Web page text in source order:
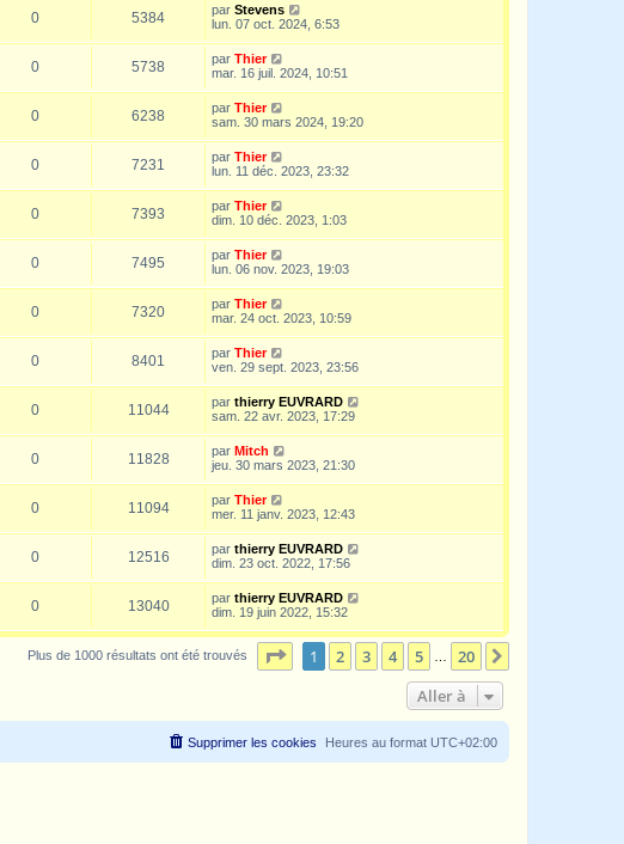
0 5384 par Stevens
lun. 07 oct. 2024, 6:53
0 5738 par Thier
mar. 16 juil. 2024, 10:51
0 6238 par Thier
sam. 30 mars 2024, 19:20
0 7231 par Thier
lun. 11 déc. 2023, 23:32
0 7393 par Thier
dim. 10 déc. 2023, 1:03
0 7495 par Thier
lun. 06 nov. 2023, 19:03
0 7320 par Thier
mar. 24 oct. 2023, 10:59
0 8401 par Thier
ven. 29 sept. 2023, 23:56
0 11044 par thierry EUVRARD
sam. 22 avr. 2023, 17:29
0 11828 par Mitch
jeu. 30 mars 2023, 21:30
0 11094 par Thier
mer. 11 janv. 2023, 12:43
0 12516 par thierry EUVRARD
dim. 23 oct. 2022, 17:56
0 13040 par thierry EUVRARD
dim. 19 juin 2022, 15:32
Plus de 1000 résultats ont été trouvés Page sur20
1 2 3 4 5 20
Aller à
Heures au format UTC+02:00
Supprimer les cookies